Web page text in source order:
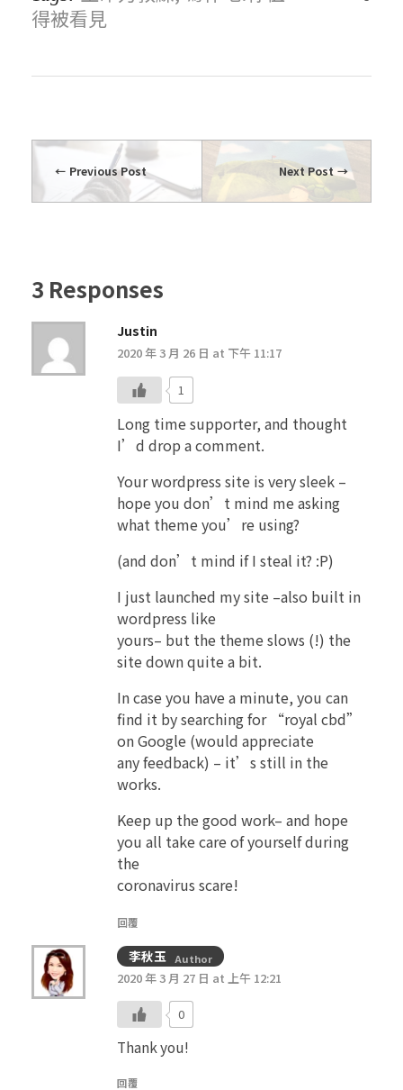
得被看見
Previous Post Next Post
3 Responses
Justin
2020 年 3 月 26 日 at 下午 11:17
1
Long time supporter, and thought
I’d drop a comment.
Your wordpress site is very sleek –
hope you don’t mind me asking
what theme you’re using?
(and don’t mind if I steal it? :P)
I just launched my site –also built in
wordpress like
yours– but the theme slows (!) the
site down quite a bit.
In case you have a minute, you can
find it by searching for “royal cbd”
on Google (would appreciate
any feedback) – it’s still in the
works.
Keep up the good work– and hope
you all take care of yourself during
the
coronavirus scare!
回覆
李秋玉 Author
2020 年 3 月 27 日 at 上午 12:21
0
Thank you!
回覆